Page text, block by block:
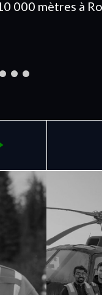
000 mètres à